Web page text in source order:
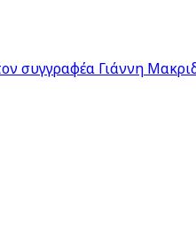
συγγραφέα Γιάννη